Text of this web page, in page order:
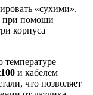
«сухими».
при помощи
корпуса
температуре
и кабелем
что позволяет